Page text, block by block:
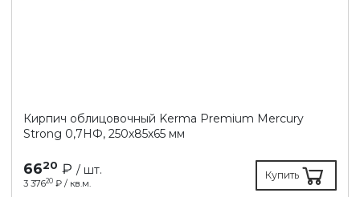
Кирпич облицовочный Kerma Premium Mercury
Strong 0,7НФ, 250х85х65 мм
6620 ₽ / шт.
3 37620 ₽ / кв.м.
Купить